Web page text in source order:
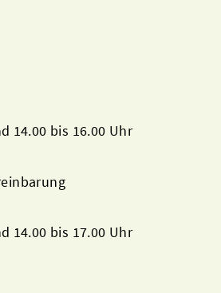
14.00 bis 16.00 Uhr
14.00 bis 17.00 Uhr